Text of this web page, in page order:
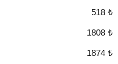
518 ₺
1808 ₺
1874 ₺